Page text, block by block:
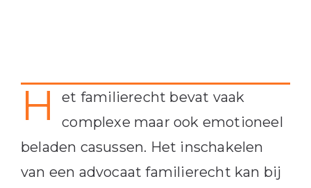
H
et familierecht bevat vaak
complexe maar ook emotioneel
beladen casussen. Het inschakelen
van een advocaat familierecht kan bij